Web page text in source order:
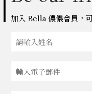
加入 Bella 儂儂會員，